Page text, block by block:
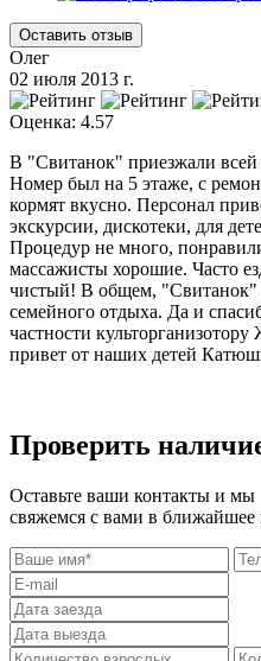
Оставить отзыв
Олег
02 июля 2013 г.
Оценка: 4.57
В "Свитанок" приезжали всей
Номер был на 5 этаже, с
кормят вкусно. Персонал
экскурсии, дискотеки, для
Процедур не много,
массажисты хорошие. Часто
чистый! В общем, "Свитанок"
семейного отдыха. Да и
частности
привет от наших детей
Проверить
Оставьте ваши контакты и мы
свяжемся с вами в ближайшее